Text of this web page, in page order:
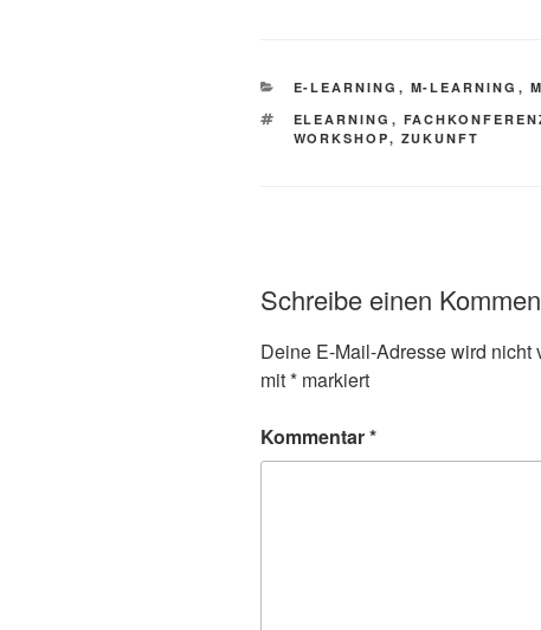
KATEGORIEN
E-LEARNING , M-LEARNING ,
SCHLAGWÖRTER
ELEARNING ,
WORKSHOP, ZUKUNFT
Schreibe einen
Deine E-Mail-Adresse wird nicht
mit* markiert
Kommentar*